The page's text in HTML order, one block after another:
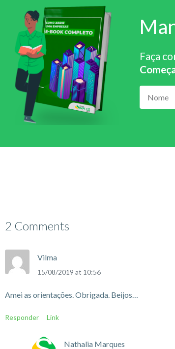
Faça
2 Comments
Vilma
15/08/2019 at 10:56
Amei as orientações. Obrigada. Beijos…
Responder Link
Nathalia Marques